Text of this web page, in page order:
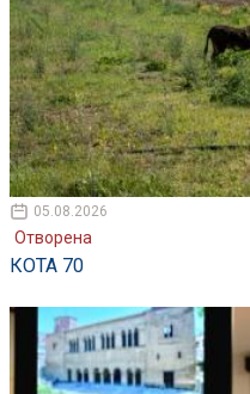
05.08.2026
Отворена
КОТА 70